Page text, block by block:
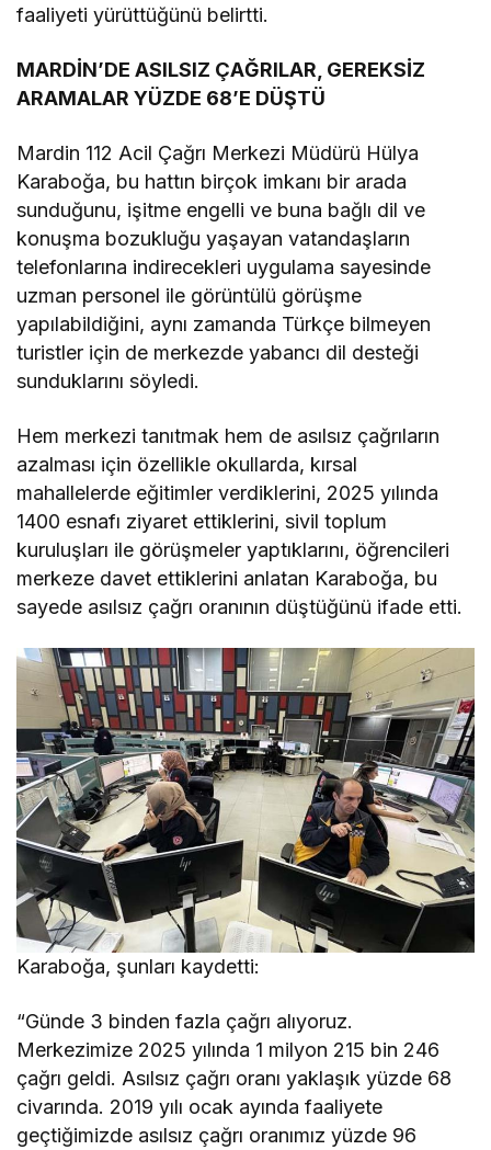
faaliyeti yürüttüğünü belirtti.
MARDİN’DE ASILSIZ ÇAĞRILAR, GEREKSİZ
ARAMALAR YÜZDE 68’E DÜŞTÜ
Mardin 112 Acil Çağrı Merkezi Müdürü Hülya
Karaboğa, bu hattın birçok imkanı bir arada
sunduğunu, işitme engelli ve buna bağlı dil ve
konuşma bozukluğu yaşayan vatandaşların
telefonlarına indirecekleri uygulama sayesinde
uzman personel ile görüntülü görüşme
yapılabildiğini, aynı zamanda Türkçe bilmeyen
turistler için de merkezde yabancı dil desteği
sunduklarını söyledi.
Hem merkezi tanıtmak hem de asılsız çağrıların
azalması için özellikle okullarda, kırsal
mahallelerde eğitimler verdiklerini, 2025 yılında
1400 esnafı ziyaret ettiklerini, sivil toplum
kuruluşları ile görüşmeler yaptıklarını, öğrencileri
merkeze davet ettiklerini anlatan Karaboğa, bu
sayede asılsız çağrı oranının düştüğünü ifade etti.
Karaboğa, şunları kaydetti:
“Günde 3 binden fazla çağrı alıyoruz.
Merkezimize 2025 yılında 1 milyon 215 bin 246
çağrı geldi. Asılsız çağrı oranı yaklaşık yüzde 68
civarında. 2019 yılı ocak ayında faaliyete
geçtiğimizde asılsız çağrı oranımız yüzde 96